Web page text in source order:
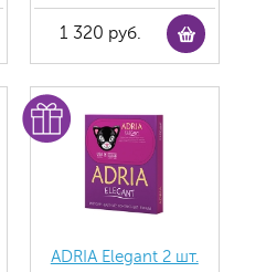
1 320 руб.
ADRIA Elegant 2 шт.